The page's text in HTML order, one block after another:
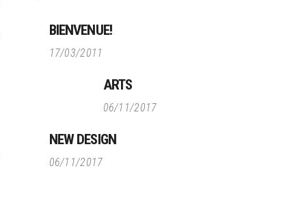
BIENVENUE!
17/03/2011
ARTS
06/11/2017
NEW DESIGN
06/11/2017